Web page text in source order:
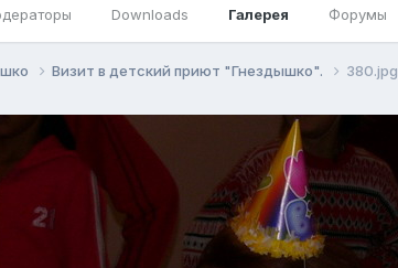
Downloads Галерея Форумы
Визит в детский приют "Гнездышко". 380.jpg